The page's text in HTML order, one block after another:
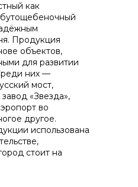
закупок
как
Продукция
объектов,
для развитии
них —
мост,
«Звезда»,
во
другое.
использована
стоит на